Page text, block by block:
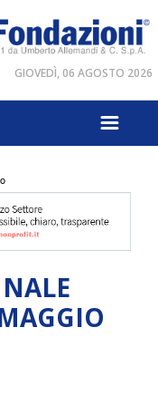
GIOVEDÌ, 06 AGOSTO 2026